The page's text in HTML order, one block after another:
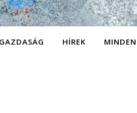
GAZDASÁG HÍREK